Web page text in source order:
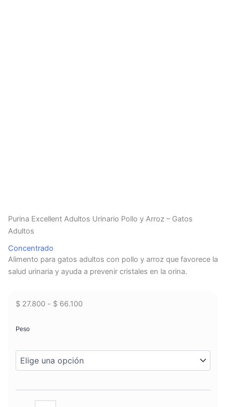
Purina Excellent Adultos Urinario Pollo y Arroz – Gatos
Adultos
Concentrado
Alimento para gatos adultos con pollo y arroz que favorece la
salud urinaria y ayuda a prevenir cristales en la orina.
$27.800 - $66.100Rango
$ 27.800
hasta
Peso
Excellent
Pollo